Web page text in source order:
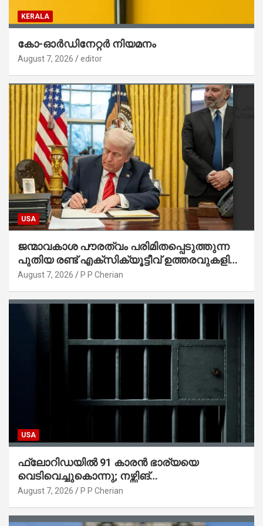
KERALA
കോ-ഓർഡിനേറ്റർ നിയമനം
August 7, 2026 editor
USA
ജന്മാവകാശ പൗരത്വം പരിമിതപ്പെടുത്തുന്ന
പുതിയ രണ്ട് എക്സിക്യൂട്ടീവ് ഉത്തരവുകളിൽ
ട്രംപ് ഒപ്പുവെച്ചു
August 7, 2026 P P Cherian
USA
ഫ്ലോറിഡയിൽ 91 കാരൻ ഭാര്യയെ
വെടിവെച്ചുകൊന്നു; നഴ്സിങ്
ഹോമിലാക്കില്ലെന്ന് നൽകിയ വാഗ്ദാനം
August 7, 2026 P P Cherian